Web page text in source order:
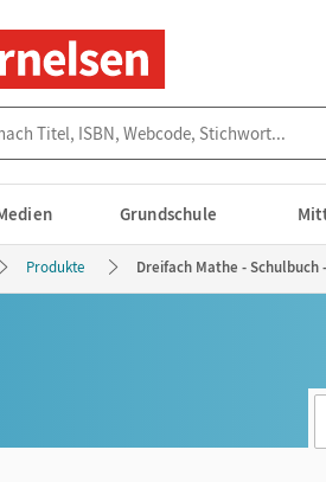
Grundschule
Produkte Dreifach Mathe - Schulbuch